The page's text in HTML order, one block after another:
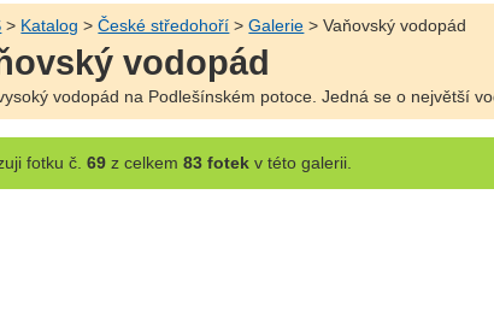
> Katalog >České středohoří >Galerie > Vaňovský vodopád
vodopád
vodopád na Podlešínském potoce. Jedná se o největší
fotku č. 69z celkem 83 fotekv této galerii.